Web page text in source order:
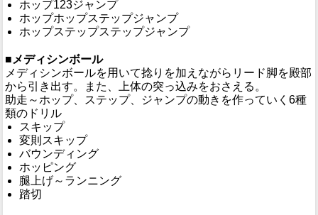
ホップ123ジャンプ
ホップホップステップジャンプ
ホップステップステップジャンプ
■メディシンボール
メディシンボールを用いて捻りを加えながらリード脚を殿部
から引き出す。また、上体の突っ込みをおさえる。
助走～ホップ、ステップ、ジャンプの動きを作っていく6種
類のドリル
スキップ
変則スキップ
バウンディング
ホッピング
腿上げ～ランニング
踏切